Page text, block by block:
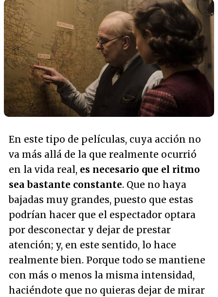
En este tipo de películas, cuya acción no
va más allá de la que realmente ocurrió
en la vida real, es necesario que el ritmo
sea bastante constante. Que no haya
bajadas muy grandes, puesto que estas
podrían hacer que el espectador optara
por desconectar y dejar de prestar
atención; y, en este sentido, lo hace
realmente bien. Porque todo se mantiene
con más o menos la misma intensidad,
haciéndote que no quieras dejar de mirar